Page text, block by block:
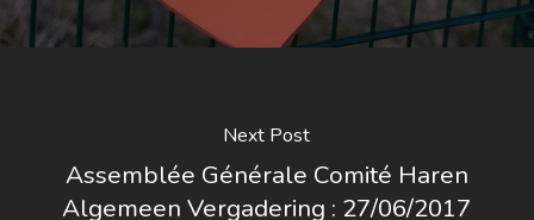
Next Post
Assemblée Générale Comité Haren
Algemeen Vergadering : 27/06/2017